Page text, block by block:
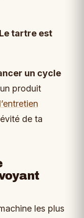
Le tartre est
un cycle
produit
de ta
les plus